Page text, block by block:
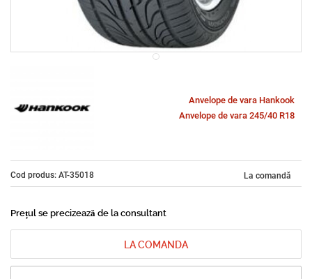
Anvelope de vara Hankook
Anvelope de vara 245/40 R18
Cod produs: AT-35018 La comandă
Prețul se precizează de la consultant
LA COMANDA